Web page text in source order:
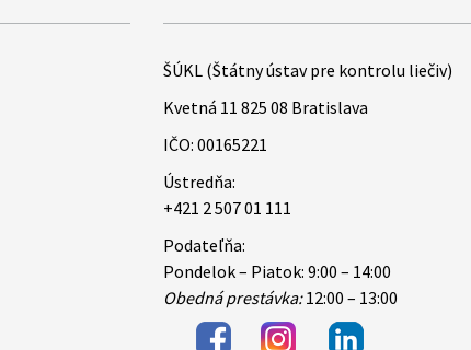
ŠÚKL (Štátny ústav pre kontrolu liečiv)
Kvetná 11 825 08 Bratislava
IČO: 00165221
Ústredňa:
+421 2 507 01 111
Podateľňa:
Pondelok – Piatok: 9:00 – 14:00
Obedná prestávka:12:00 – 13:00